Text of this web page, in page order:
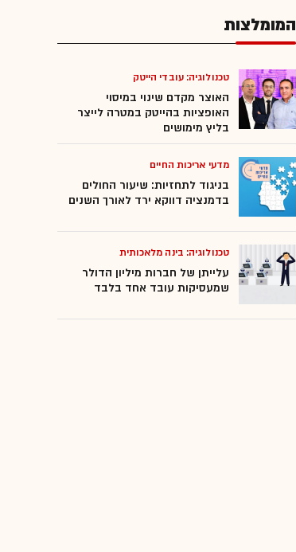
המומלצות
טכנולוגיה: עובדי הייטק
האוצר מקדם שינוי במיסוי
האופציות בהייטק במטרה לייצר
בליץ מימושים
מדעי אריכות החיים
בניגוד לתחזיות: שיעור החולים
בדמנציה דווקא ירד לאורך השנים
טכנולוגיה: בינה מלאכותית
עלייתן של חברות מיליון הדולר
שמעסיקות עובד אחד בלבד